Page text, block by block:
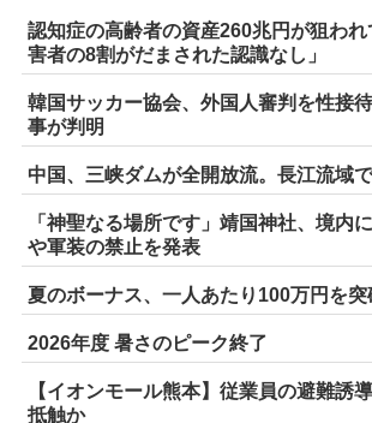
認知症の高齢者の資産260兆円が狙わ
害者の8割がだまされた認識なし」
韓国サッカー協会、外国人審判を性接
事が判明
中国、三峡ダムが全開放流。長江流域
「神聖なる場所です」靖国神社、境内
や軍装の禁止を発表
夏のボーナス、一人あたり100万円を突
2026年度 暑さのピーク終了
【イオンモール熊本】従業員の避難誘
抵触か